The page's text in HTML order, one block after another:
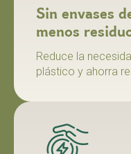
Sin envases
menos
Reduce la
plástico y ahorra